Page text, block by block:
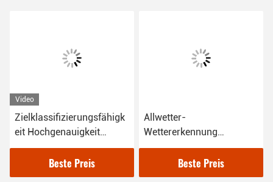
Video
Zielklassifizierungsfähigk
eit Hochgenauigkeit
Niedrighöhenradar mit
mehrfacher Zielverfolgung
Beste Preis
Allwetter-
Wettererkennung
Fähigkeit
Überwachungsradar 360°
Abdeckung und Azimut
Beste Preis